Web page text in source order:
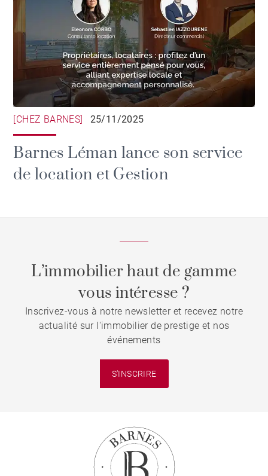
[CHEZ BARNES] 25/11/2025
Barnes Léman lance son service
de location et Gestion
L’immobilier haut de gamme
vous intéresse ?
Inscrivez-vous à notre newsletter et recevez notre
actualité sur l'immobilier de prestige et nos
événements
S'INSCRIRE